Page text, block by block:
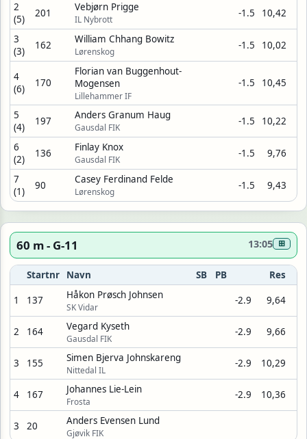
2
(5)
201 Vebjørn Prigge
IL Nybrott -1.5 10,42
3
(3)
162 William Chhang Bowitz
Lørenskog -1.5 10,02
4
(6)
170
Florian van Buggenhout-
Mogensen
Lillehammer IF
-1.5 10,45
5
(4)
197 Anders Granum Haug
Gausdal FIK -1.5 10,22
6
(2)
136 Finlay Knox
Gausdal FIK -1.5 9,76
7
(1)
90 Casey Ferdinand Felde
Lørenskog -1.5 9,43
60 m - G-11 13:05 ⊞
Startnr Navn SB PB Res
1 137 Håkon Prøsch Johnsen
SK Vidar
-2.9 9,64
2 164 Vegard Kyseth
Gausdal FIK
-2.9 9,66
3 155 Simen Bjerva Johnskareng
Nittedal IL
-2.9 10,29
4 167 Johannes Lie-Lein
Frosta
-2.9 10,36
3 20 Anders Evensen Lund
Gjøvik FIK